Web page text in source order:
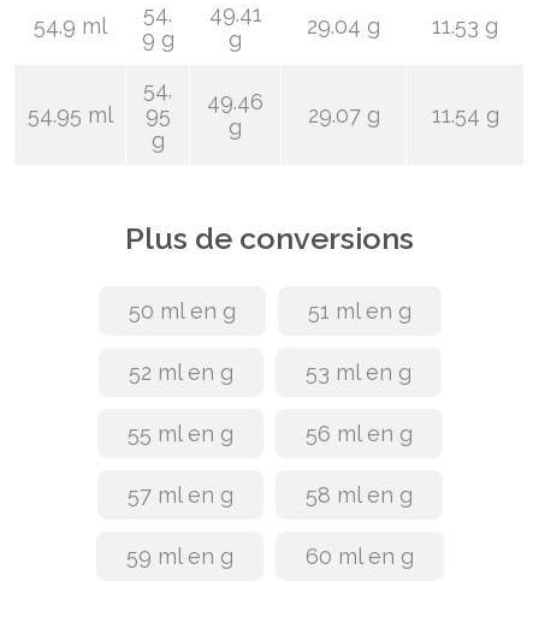
54.9 ml
54.
9 g
49.41
g
29.04 g 11.53 g
54.95 ml
54.
95
g
49.46
g
29.07 g 11.54 g
Plus de conversions
50 ml en g 51 ml en g
52 ml en g 53 ml en g
55 ml en g 56 ml en g
57 ml en g 58 ml en g
59 ml en g 60 ml en g